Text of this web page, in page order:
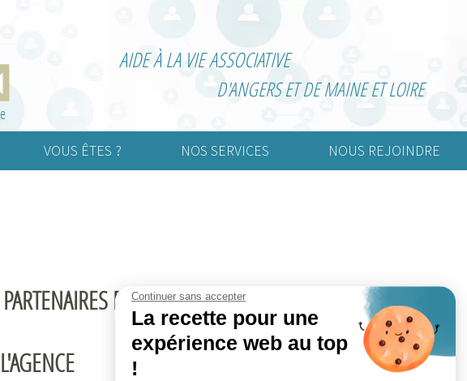
Continuer sans accepter
La recette pour une
expérience web au top
!
AIDE À LA VIE ASSOCIATIVE
D'ANGERS ET DE MAINE ET LOIRE
VOUS ÊTES ? NOS SERVICES
Externalisation de la paie
Gestion associative
NOUS REJOINDRE
POUR LE MAINE ET LOIRE